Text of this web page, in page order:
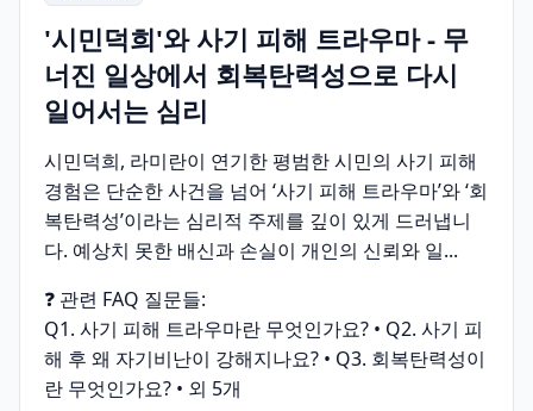
'시민덕희'와 사기 피해 트라우마 - 무
너진 일상에서 회복탄력성으로 다시
일어서는 심리
시민덕희, 라미란이 연기한 평범한 시민의 사기 피해
경험은 단순한 사건을 넘어 ‘사기 피해 트라우마’와 ‘회
복탄력성’이라는 심리적 주제를 깊이 있게 드러냅니
다. 예상치 못한 배신과 손실이 개인의 신뢰와 일...
❓ 관련 FAQ 질문들:
Q1. 사기 피해 트라우마란 무엇인가요? • Q2. 사기 피
해 후 왜 자기비난이 강해지나요? • Q3. 회복탄력성이
란 무엇인가요? • 외 5개